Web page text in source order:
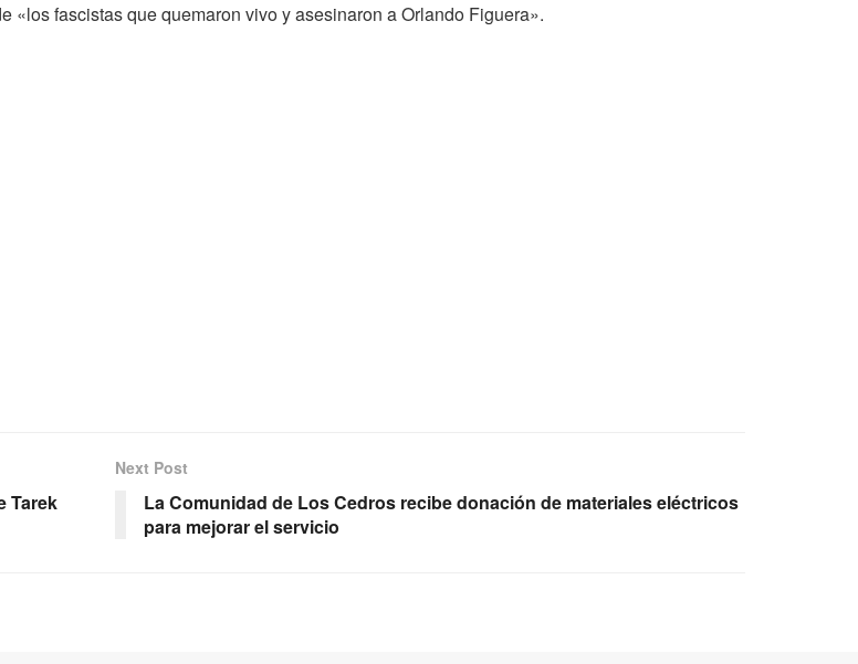
fascistas que quemaron vivo y asesinaron a Orlando Figuera».
Tarek
Next Post
La Comunidad de Los Cedros recibe donación de materiales eléctricos
para mejorar el servicio